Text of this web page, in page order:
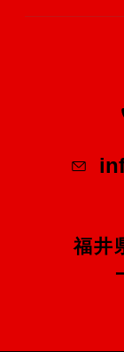
福井